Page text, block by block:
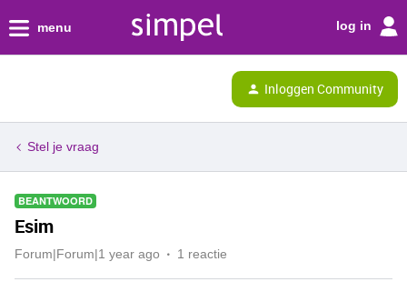
menu log in
Inloggen Community
Stel je vraag
BEANTWOORD
Esim
Forum|Forum|1 year ago 1 reactie